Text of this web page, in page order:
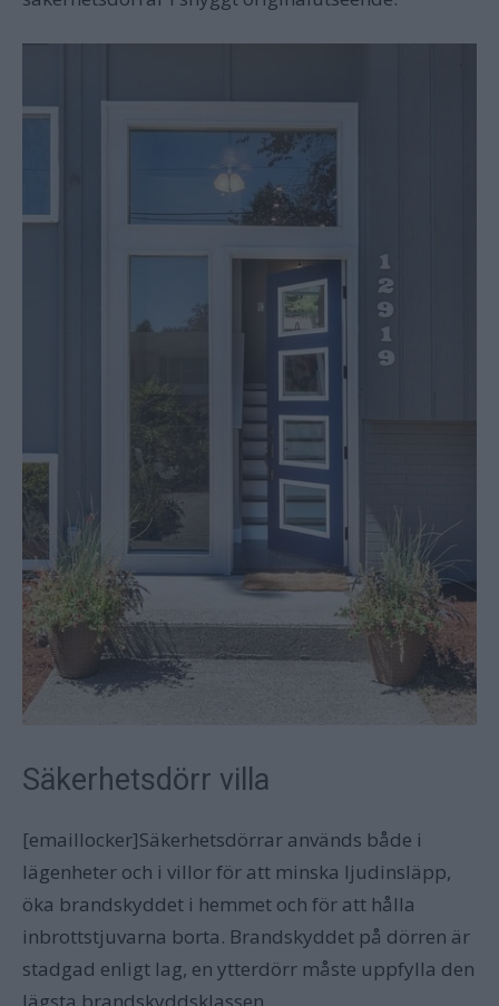
Säkerhetsdörr villa
[emaillocker]Säkerhetsdörrar används både i
lägenheter och i villor för att minska ljudinsläpp,
öka brandskyddet i hemmet och för att hålla
inbrottstjuvarna borta. Brandskyddet på dörren är
stadgad enligt lag, en ytterdörr måste uppfylla den